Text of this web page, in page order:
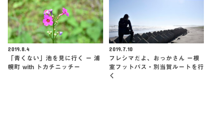
2019.8.4
「青くない」池を見に行く ー 浦
幌町 with トカチニッチー
2019.7.10
フレシマだよ、おっかさん ー根
室フットパス・別当賀ルートを行
く